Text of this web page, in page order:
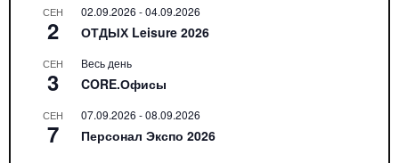
СЕН
2
02.09.2026 -04.09.2026
ОТДЫХ Leisure 2026
СЕН
3
Весь день
CORE.Офисы
СЕН
7
07.09.2026 -08.09.2026
Персонал Экспо 2026